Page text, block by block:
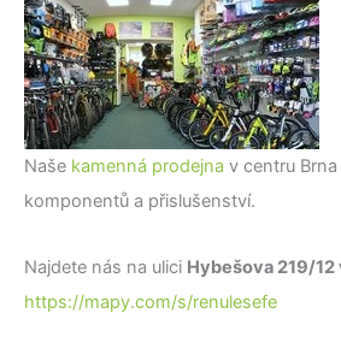
Naše kamenná prodejna v centru
komponentů a přislušenství.
Najdete nás na ulici Hybešova 219/12
https://mapy.com/s/renulesefe